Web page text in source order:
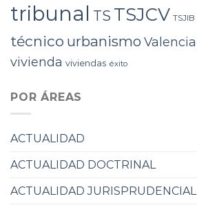
tribunal TS TSJCV TSJIB
técnico urbanismo Valencia
vivienda viviendas éxito
POR ÁREAS
ACTUALIDAD
ACTUALIDAD DOCTRINAL
ACTUALIDAD JURISPRUDENCIAL